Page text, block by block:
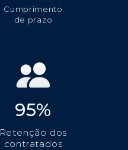
Cumprimento
de prazo
95%
Retenção dos
contratados